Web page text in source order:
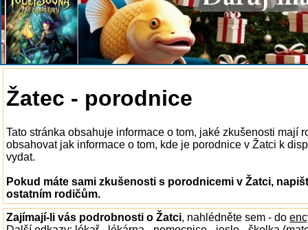
Žatec - porodnice
Tato stránka obsahuje informace o tom, jaké zkušenosti mají
obsahovat jak informace o tom, kde je porodnice v Žatci k
vydat.
Pokud máte sami zkušenosti s porodnicemi v Žatci,
ostatním rodičům.
Zajímají-li vás podrobnosti o Žatci, nahlédněte sem - do